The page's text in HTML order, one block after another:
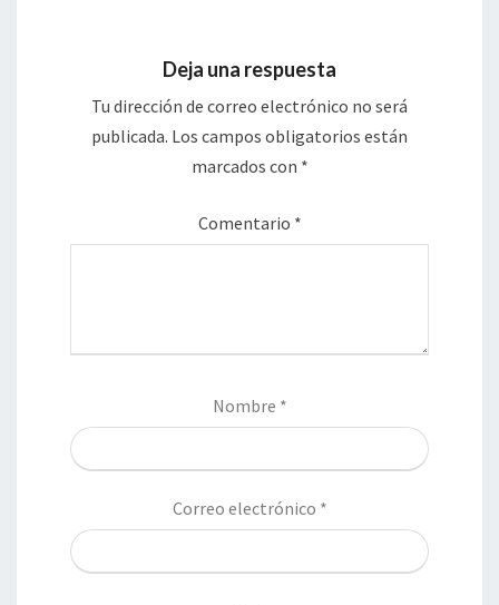
Deja una respuesta
Tu dirección de correo electrónico no será
publicada. Los campos obligatorios están
marcados con *
Comentario *
Nombre *
Correo electrónico *